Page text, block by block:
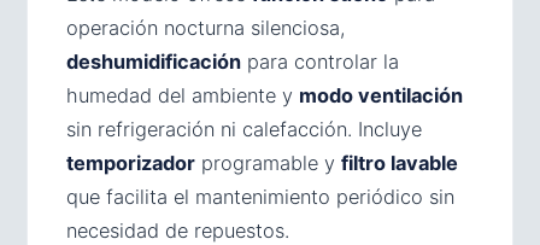
operación nocturna silenciosa,
deshumidificación para controlar la
humedad del ambiente y modo ventilación
sin refrigeración ni calefacción. Incluye
temporizador programable y filtro lavable
que facilita el mantenimiento periódico sin
necesidad de repuestos.